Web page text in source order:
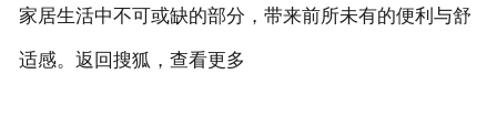
家居生活中不可或缺的部分，带来前所未有的便利与舒
适感。返回搜狐，查看更多